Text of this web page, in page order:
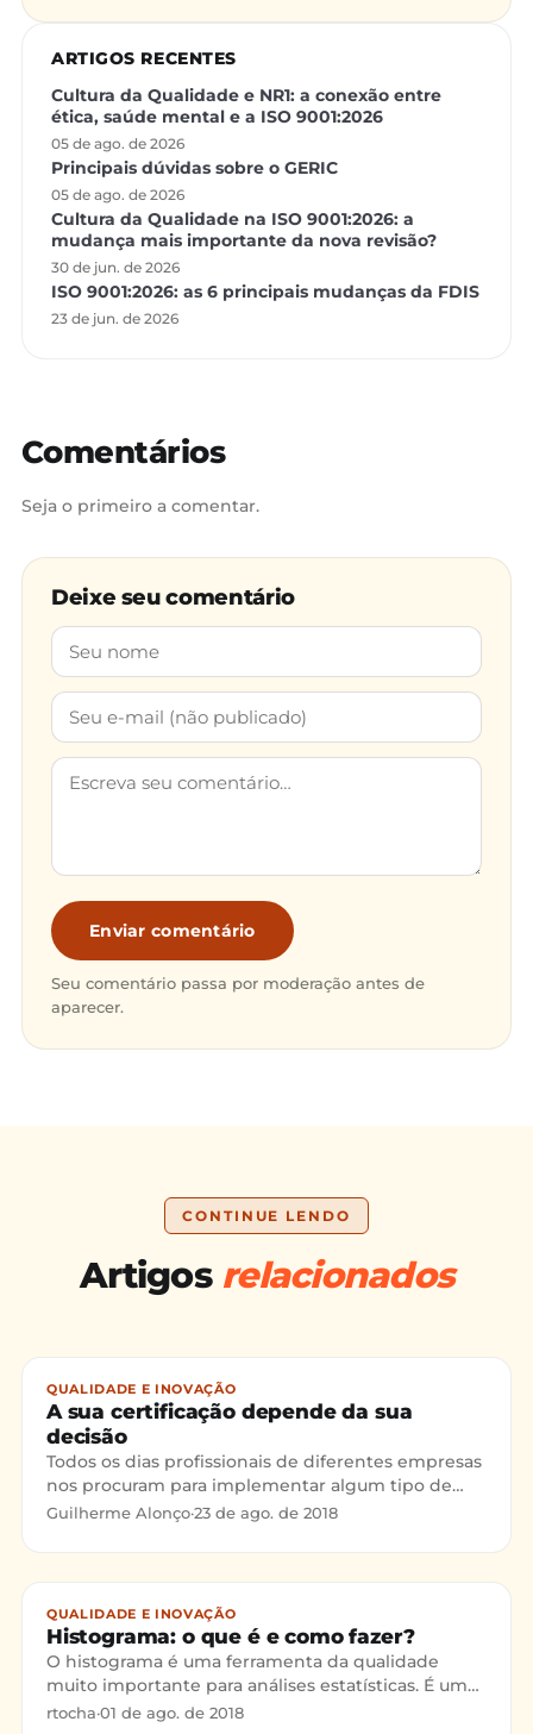
ARTIGOS RECENTES
Cultura da Qualidade e NR1: a conexão entre
ética, saúde mental e a ISO 9001:2026
05 de ago. de 2026
Principais dúvidas sobre o GERIC
05 de ago. de 2026
Cultura da Qualidade na ISO 9001:2026: a
mudança mais importante da nova revisão?
30 de jun. de 2026
ISO 9001:2026: as 6 principais mudanças da FDIS
23 de jun. de 2026
Comentários
Seja o primeiro a comentar.
Deixe seu comentário
Enviar comentário
Seu comentário passa por moderação antes de
aparecer.
CONTINUE LENDO
Artigos relacionados
QUALIDADE E INOVAÇÃO
A sua certificação depende da sua
decisão
Todos os dias profissionais de diferentes empresas
nos procuram para implementar algum tipo de
sistema de gestão (ISO 9001, ISO 14001, ISO 45001,
Guilherme Alonço·23 de ago. de 2018
QUALIDADE E INOVAÇÃO
Histograma: o que é e como fazer?
O histograma é uma ferramenta da qualidade
muito importante para análises estatísticas. É um
gráfico que mostra a distribuição de
rtocha·01 de ago. de 2018